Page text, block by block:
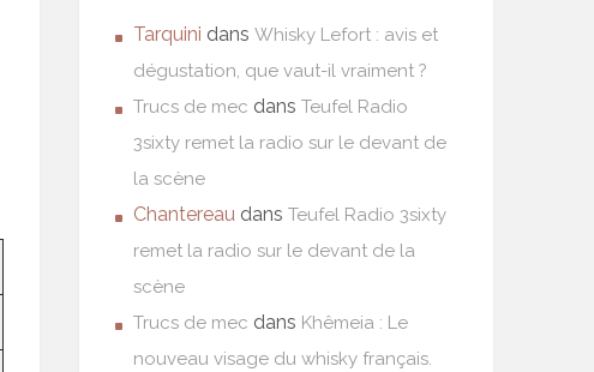
Tarquini dans Whisky Lefort : avis et
dégustation, que vaut-il vraiment ?
Trucs de mec dans Teufel Radio
3sixty remet la radio sur le devant de
la scène
Chantereau dans Teufel Radio 3sixty
remet la radio sur le devant de la
scène
Trucs de mec dans Khêmeia : Le
nouveau visage du whisky français.